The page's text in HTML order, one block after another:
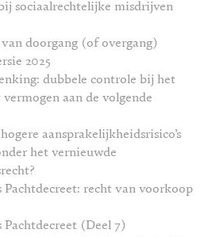
sociaalrechtelijke misdrijven
doorgang (of overgang)
2025
dubbele controle bij het
aan de volgende
aansprakelijkheidsrisico’s
het vernieuwde
Pachtdecreet: recht van voorkoop
(Deel 7)